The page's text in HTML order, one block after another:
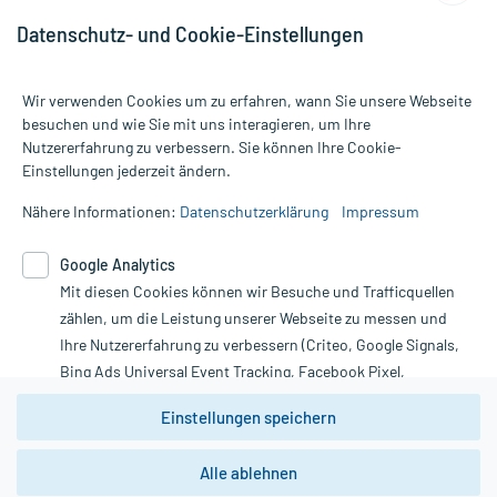
Alle Preise gelten inkl. MwSt., ggf. zzgl. Versandkosten
Informationen auf dieser Website werden ausschließlich für
die Untersuchung und Behandlung durch einen Arzt. Bitte
Therapien eingeleitet werden können. | Diese Webseite benutzt
Google Analytics. Lesen Sie bitte dazu die wichtigen Hinweise in
unserer Datenschutzerklärung. Für den Widerruf einer Bestellung
nutzen Sie das Formular:
Vertrag widerrufen
*Hinweise zu unseren Aktionen und Bewertungen
Datenschutz- und Cookie-Einstellungen
Wir verwenden Cookies um zu erfahren, wann Sie unsere Webseite
besuchen und wie Sie mit uns interagieren, um Ihre
Nutzererfahrung zu verbessern. Sie können Ihre Cookie-
Einstellungen jederzeit ändern.
Nähere Informationen: Datenschutzerklärung Impressum
Google Analytics
Mit diesen Cookies können wir Besuche und Trafficquellen
zählen, um die Leistung unserer Webseite zu messen und
Ihre Nutzererfahrung zu verbessern (Criteo, Google Signals,
Bing Ads Universal Event Tracking, Facebook Pixel,
Youtube-Social Plugin).
Wir weisen darauf hin, dass die
zwingend den Europäischen Anforderungen gem. EU-
Einstellungen speichern
Alle ablehnen